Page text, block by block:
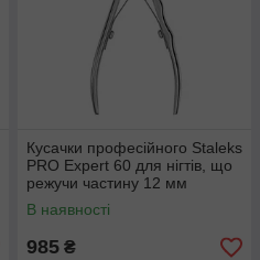
Кусачки професійного Staleks
PRO Expert 60 для нігтів, що
режучи частину 12 мм
В наявності
985 ₴